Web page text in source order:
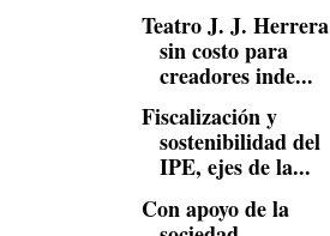
Teatro J. J. Herrera
sin costo para
creadores inde...
Fiscalización y
sostenibilidad del
IPE, ejes de la...
Con apoyo de la